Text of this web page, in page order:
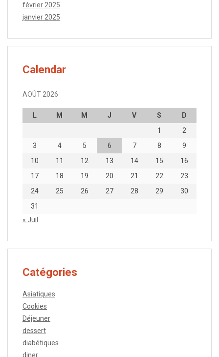
février 2025
janvier 2025
Calendar
AOÛT 2026
L M M J V S
D
1
2
3
4 5 6 7 8
9
10
11 12 13 14 15
16
17
18 19 20 21 22
23
24
25 26 27 28 29
30
31
« Juil
Catégories
Asiatiques
Cookies
Déjeuner
dessert
diabétiques
diner